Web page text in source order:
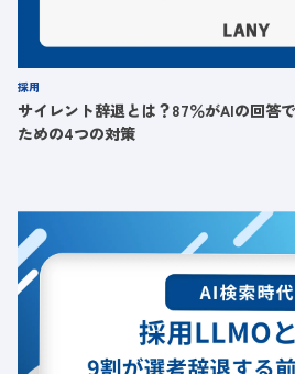
採用
サイレント辞退とは？87％がAIの回答
ための4つの対策